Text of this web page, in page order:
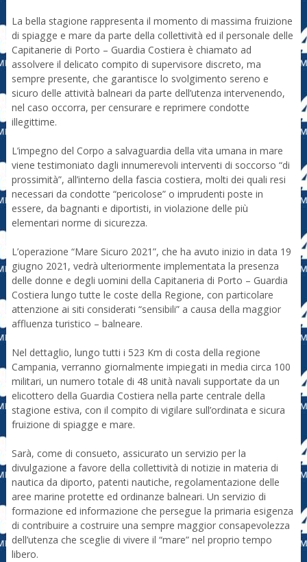
La bella stagione rappresenta il momento di massima fruizione
di spiagge e mare da parte della collettività ed il personale delle
Capitanerie di Porto – Guardia Costiera è chiamato ad
assolvere il delicato compito di supervisore discreto, ma
sempre presente, che garantisce lo svolgimento sereno e
sicuro delle attività balneari da parte dell’utenza intervenendo,
nel caso occorra, per censurare e reprimere condotte
illegittime.
L’impegno del Corpo a salvaguardia della vita umana in mare
viene testimoniato dagli innumerevoli interventi di soccorso “di
prossimità”, all’interno della fascia costiera, molti dei quali resi
necessari da condotte “pericolose” o imprudenti poste in
essere, da bagnanti e diportisti, in violazione delle più
elementari norme di sicurezza.
L’operazione “Mare Sicuro 2021”, che ha avuto inizio in data 19
giugno 2021, vedrà ulteriormente implementata la presenza
delle donne e degli uomini della Capitaneria di Porto – Guardia
Costiera lungo tutte le coste della Regione, con particolare
attenzione ai siti considerati “sensibili” a causa della maggior
affluenza turistico – balneare.
Nel dettaglio, lungo tutti i 523 Km di costa della regione
Campania, verranno giornalmente impiegati in media circa 100
militari, un numero totale di 48 unità navali supportate da un
elicottero della Guardia Costiera nella parte centrale della
stagione estiva, con il compito di vigilare sull’ordinata e sicura
fruizione di spiagge e mare.
Sarà, come di consueto, assicurato un servizio per la
divulgazione a favore della collettività di notizie in materia di
nautica da diporto, patenti nautiche, regolamentazione delle
aree marine protette ed ordinanze balneari. Un servizio di
formazione ed informazione che persegue la primaria esigenza
di contribuire a costruire una sempre maggior consapevolezza
dell’utenza che sceglie di vivere il “mare” nel proprio tempo
libero.